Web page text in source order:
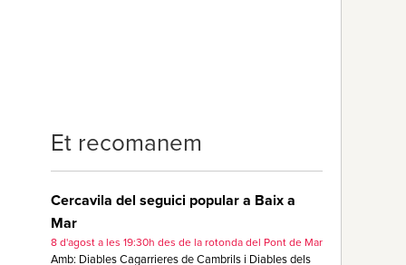
Et recomanem
Cercavila del seguici popular a Baix a
Mar
8 d'agost a les 19:30h des de la rotonda del Pont de Mar
Amb: Diables Cagarrieres de Cambrils i Diables dels